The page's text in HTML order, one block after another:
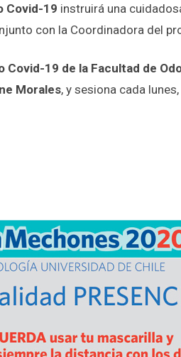
Covid-19 instruirá una
con la Coordinadora del
Covid-19 de la Facultad de
Morales, y sesiona cada